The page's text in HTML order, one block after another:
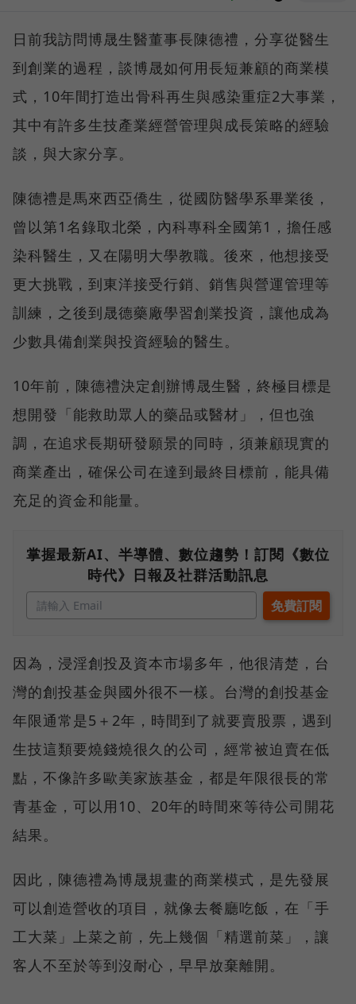
日前我訪問博晟生醫董事長陳德禮，分享從醫生
到創業的過程，談博晟如何用長短兼顧的商業模
式，10年間打造出骨科再生與感染重症2大事業，
其中有許多生技產業經營管理與成長策略的經驗
談，與大家分享。
陳德禮是馬來西亞僑生，從國防醫學系畢業後，
曾以第1名錄取北榮，內科專科全國第1，擔任感
染科醫生，又在陽明大學教職。後來，他想接受
更大挑戰，到東洋接受行銷、銷售與營運管理等
訓練，之後到晟德藥廠學習創業投資，讓他成為
少數具備創業與投資經驗的醫生。
10年前，陳德禮決定創辦博晟生醫，終極目標是
想開發「能救助眾人的藥品或醫材」，但也強
調，在追求長期研發願景的同時，須兼顧現實的
商業產出，確保公司在達到最終目標前，能具備
充足的資金和能量。
掌握最新AI、半導體、數位趨勢！訂閱《數位
時代》日報及社群活動訊息
因為，浸淫創投及資本市場多年，他很清楚，台
灣的創投基金與國外很不一樣。台灣的創投基金
年限通常是5＋2年，時間到了就要賣股票，遇到
生技這類要燒錢燒很久的公司，經常被迫賣在低
點，不像許多歐美家族基金，都是年限很長的常
青基金，可以用10、20年的時間來等待公司開花
結果。
因此，陳德禮為博晟規畫的商業模式，是先發展
可以創造營收的項目，就像去餐廳吃飯，在「手
工大菜」上菜之前，先上幾個「精選前菜」，讓
客人不至於等到沒耐心，早早放棄離開。